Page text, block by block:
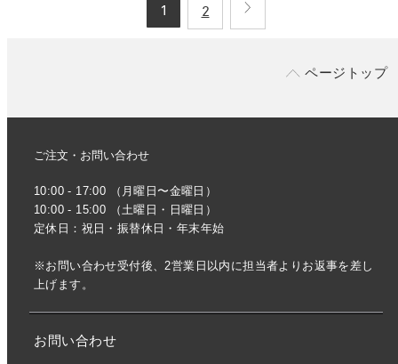
1 2
ページトップ
ご注文・お問い合わせ
10:00 - 17:00 （月曜日〜金曜日）
10:00 - 15:00 （土曜日・日曜日）
定休日：祝日・振替休日・年末年始
※お問い合わせ受付後、2営業日以内に担当者よりお返事を差し
上げます。
お問い合わせ